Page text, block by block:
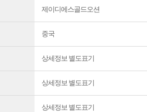
제이디에스골드오션
중국
상세정보 별도표기
상세정보 별도표기
상세정보 별도표기